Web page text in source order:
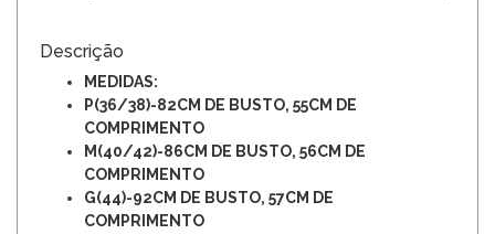
Descrição
MEDIDAS:
P(36/38)-82CM DE BUSTO, 55CM DE
COMPRIMENTO
M(40/42)-86CM DE BUSTO, 56CM DE
COMPRIMENTO
G(44)-92CM DE BUSTO, 57CM DE
COMPRIMENTO